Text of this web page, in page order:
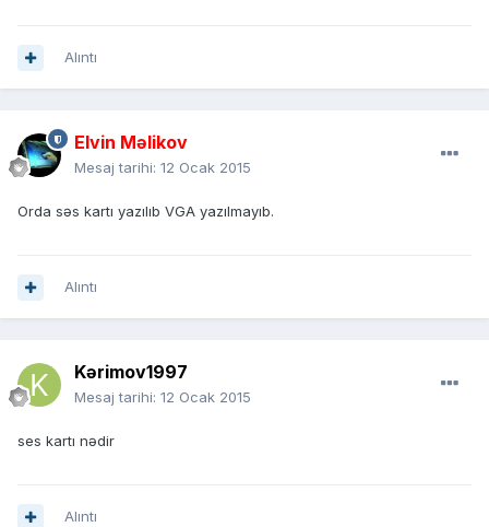
Alıntı
Elvin Məlikov
Mesaj tarihi: 12 Ocak 2015
Orda səs kartı yazılıb VGA yazılmayıb.
Alıntı
Kərimov1997
Mesaj tarihi: 12 Ocak 2015
ses kartı nədir
Alıntı